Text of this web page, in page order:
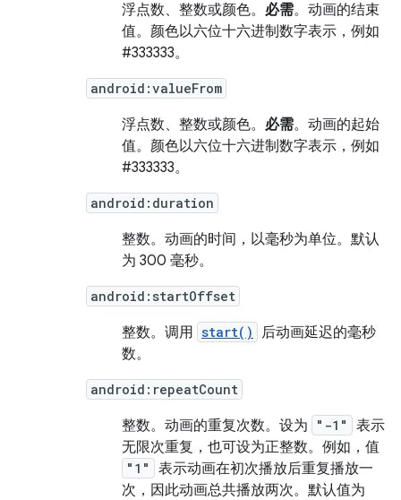
浮点数、整数或颜色。 必需。动画的结束
值。颜色以六位十六进制数字表示，例如
#333333。
android:valueFrom
浮点数、整数或颜色。 必需。动画的起始
值。颜色以六位十六进制数字表示，例如
#333333。
android:duration
整数。动画的时间，以毫秒为单位。 默认
为 300 毫秒。
android:startOffset
整数。调用 start()
后动画延迟的毫秒
数。
android:repeatCount
整数。动画的重复次数。 设为 "-1"
表示
无限次重复，也可设为正整数。例如，值
"1"
表示动画在初次播放后重复播放一
次，因此动画总共播放两次。默认值为